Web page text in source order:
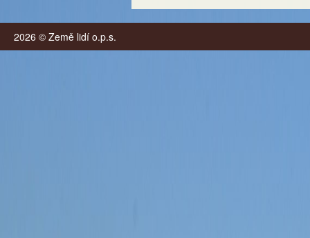
2026 © Země lidí o.p.s.